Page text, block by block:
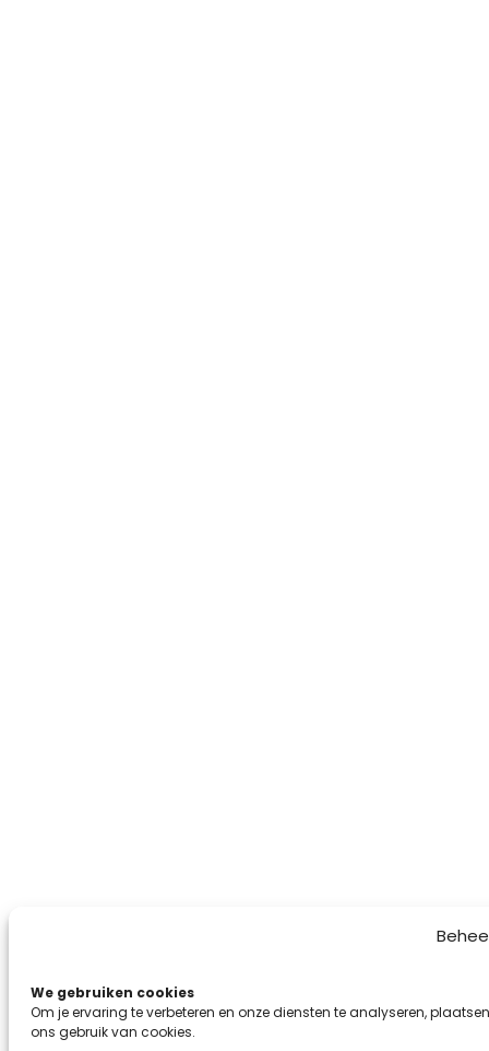
We gebruiken cookies
Om je ervaring te verbeteren en onze diensten te analyseren,
ons gebruik van cookies.